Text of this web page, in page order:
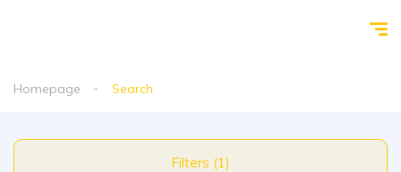
Homepage Search
Filters (1)